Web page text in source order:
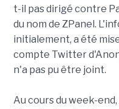
t-il pas dirigé contre
du nom de ZPanel.
initialement, a été
compte Twitter
n'a pas pu être joint.
Au cours du week-